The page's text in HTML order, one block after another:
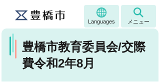
Languages メニュー
豊橋市教育委員会/交際
費令和2年8月